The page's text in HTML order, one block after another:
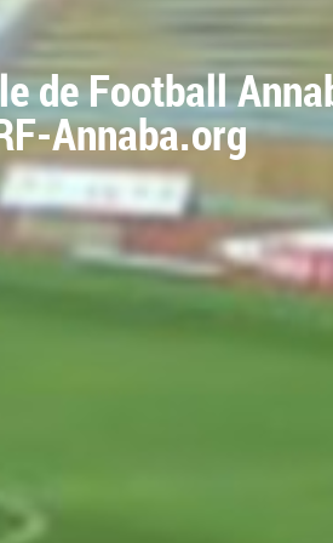
de Football
Annaba.org